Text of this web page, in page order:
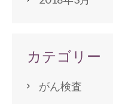
カテゴリー
がん検査